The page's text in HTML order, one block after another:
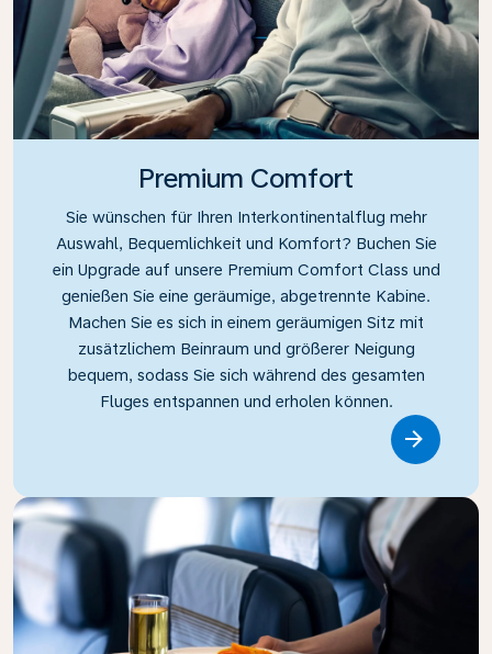
Premium Comfort
Sie wünschen für Ihren Interkontinentalflug mehr
Auswahl, Bequemlichkeit und Komfort? Buchen Sie
ein Upgrade auf unsere Premium Comfort Class und
genießen Sie eine geräumige, abgetrennte Kabine.
Machen Sie es sich in einem geräumigen Sitz mit
zusätzlichem Beinraum und größerer Neigung
bequem, sodass Sie sich während des gesamten
Fluges entspannen und erholen können.